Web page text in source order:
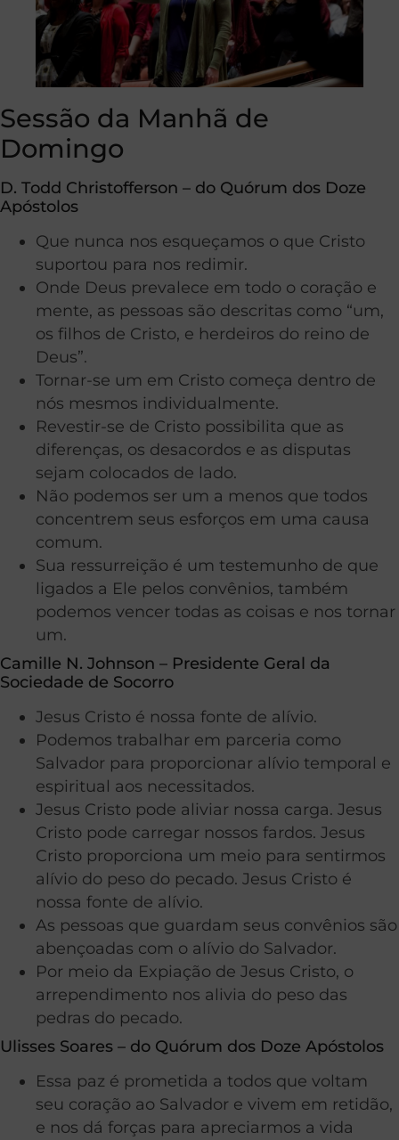
Sessão da Manhã de
Domingo
D. Todd Christofferson – do Quórum dos Doze
Apóstolos
Que nunca nos esqueçamos o que Cristo
suportou para nos redimir.
Onde Deus prevalece em todo o coração e
mente, as pessoas são descritas como “um,
os filhos de Cristo, e herdeiros do reino de
Deus”.
Tornar-se um em Cristo começa dentro de
nós mesmos individualmente.
Revestir-se de Cristo possibilita que as
diferenças, os desacordos e as disputas
sejam colocados de lado.
Não podemos ser um a menos que todos
concentrem seus esforços em uma causa
comum.
Sua ressurreição é um testemunho de que
ligados a Ele pelos convênios, também
podemos vencer todas as coisas e nos tornar
um.
Camille N. Johnson – Presidente Geral da
Sociedade de Socorro
Jesus Cristo é nossa fonte de alívio.
Podemos trabalhar em parceria como
Salvador para proporcionar alívio temporal e
espiritual aos necessitados.
Jesus Cristo pode aliviar nossa carga. Jesus
Cristo pode carregar nossos fardos. Jesus
Cristo proporciona um meio para sentirmos
alívio do peso do pecado. Jesus Cristo é
nossa fonte de alívio.
As pessoas que guardam seus convênios são
abençoadas com o alívio do Salvador.
Por meio da Expiação de Jesus Cristo, o
arrependimento nos alivia do peso das
pedras do pecado.
Ulisses Soares – do Quórum dos Doze Apóstolos
Essa paz é prometida a todos que voltam
seu coração ao Salvador e vivem em retidão,
e nos dá forças para apreciarmos a vida